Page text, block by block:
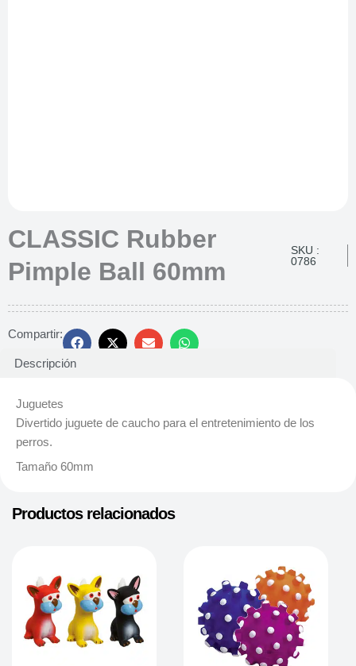
CLASSIC Rubber
Pimple Ball 60mm
SKU :
0786
Compartir:
Descripción
Juguetes
Divertido juguete de caucho para el entretenimiento de los
perros.
Tamaño 60mm
Productos relacionados